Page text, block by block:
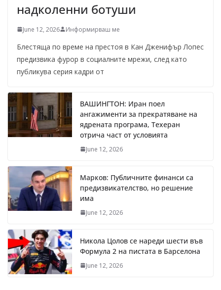
надколенни ботуши
June 12, 2026 Информирваш ме
Блестяща по време на престоя в Кан Дженифър Лопес
предизвика фурор в социалните мрежи, след като
публикува серия кадри от
ВАШИНГТОН: Иран поел
ангажименти за прекратяване на
ядрената програма, Техеран
отрича част от условията
June 12, 2026
Марков: Публичните финанси са
предизвикателство, но решение
има
June 12, 2026
Никола Цолов се нареди шести във
Формула 2 на пистата в Барселона
June 12, 2026